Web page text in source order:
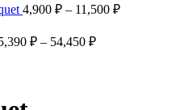
4,900 ₽ – 11,500 ₽
₽ – 54,450 ₽